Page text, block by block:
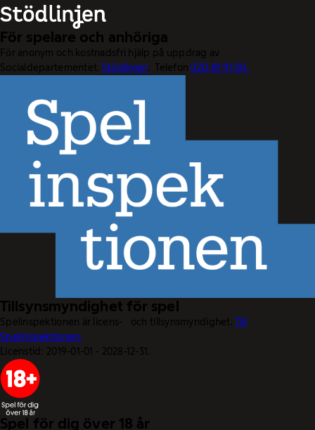
För spelare och anhöriga
För anonym och kostnadsfri hjälp på uppdrag av
Socialdepartementet. Stödlinjen. Telefon020-81 91 00.
Tillsynsmyndighet för spel
Spelinspektionen är licens- och tillsynsmyndighet.Till
Spelinspektionen.
Licenstid: 2019-01-01 - 2028-12-31.
Spel för dig över 18 år